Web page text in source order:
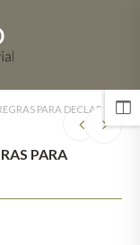
PARA DECLARAÇÃO
PARA